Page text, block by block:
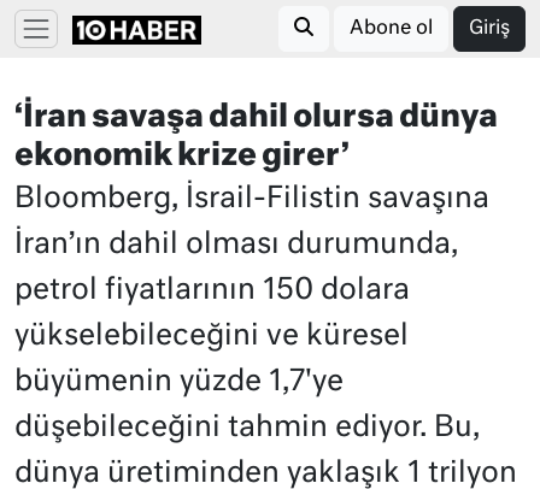
Abone ol Giriş
‘İran savaşa dahil olursa dünya
ekonomik krize girer’
Bloomberg, İsrail-Filistin savaşına
İran’ın dahil olması durumunda,
petrol fiyatlarının 150 dolara
yükselebileceğini ve küresel
büyümenin yüzde 1,7'ye
düşebileceğini tahmin ediyor. Bu,
dünya üretiminden yaklaşık 1 trilyon